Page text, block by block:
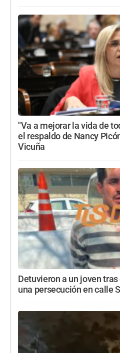
"Va a mejorar la vida de
el respaldo de Nancy
Vicuña
Detuvieron a un joven
una persecución en calle